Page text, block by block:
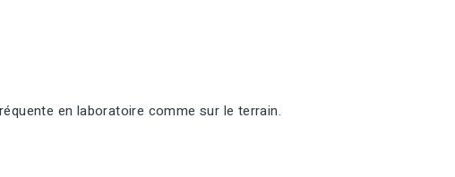
en laboratoire comme sur le terrain.